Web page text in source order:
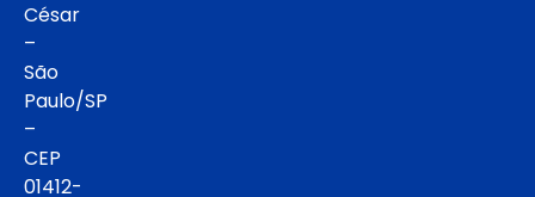
César
–
São
Paulo/SP
–
CEP
01412-